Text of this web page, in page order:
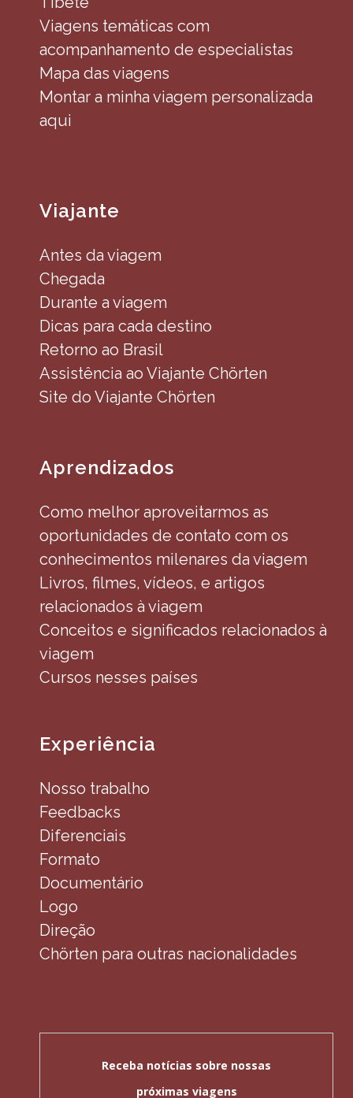
Viagens temáticas com
acompanhamento de especialistas
Mapa das viagens
Montar a minha viagem personalizada
aqui
Viajante
Antes da viagem
Chegada
Durante a viagem
Dicas para cada destino
Retorno ao Brasil
Assistência ao Viajante Chörten
Site do Viajante Chörten
Aprendizados
Como melhor aproveitarmos as
oportunidades de contato com os
conhecimentos milenares da viagem
Livros, filmes, vídeos, e artigos
relacionados à viagem
Conceitos e significados relacionados à
viagem
Cursos nesses países
Experiência
Nosso trabalho
Feedbacks
Diferenciais
Formato
Documentário
Logo
Direção
Chörten para outras nacionalidades